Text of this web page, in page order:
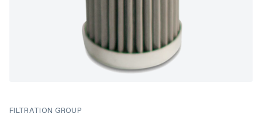
FILTRATION GROUP